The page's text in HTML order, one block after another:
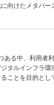
向けたメタバー
る中、利用者
タルインフラ環
ことを目的とし